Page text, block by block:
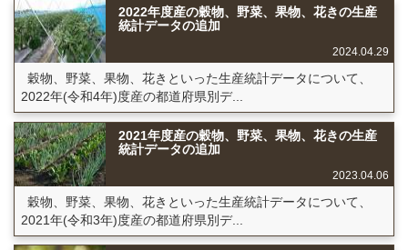
2022年度産の穀物、野菜、果物、花きの生産
統計データの追加
2024.04.29
穀物、野菜、果物、花きといった生産統計データについて、
2022年(令和4年)度産の都道府県別デ...
2021年度産の穀物、野菜、果物、花きの生産
統計データの追加
2023.04.06
穀物、野菜、果物、花きといった生産統計データについて、
2021年(令和3年)度産の都道府県別デ...